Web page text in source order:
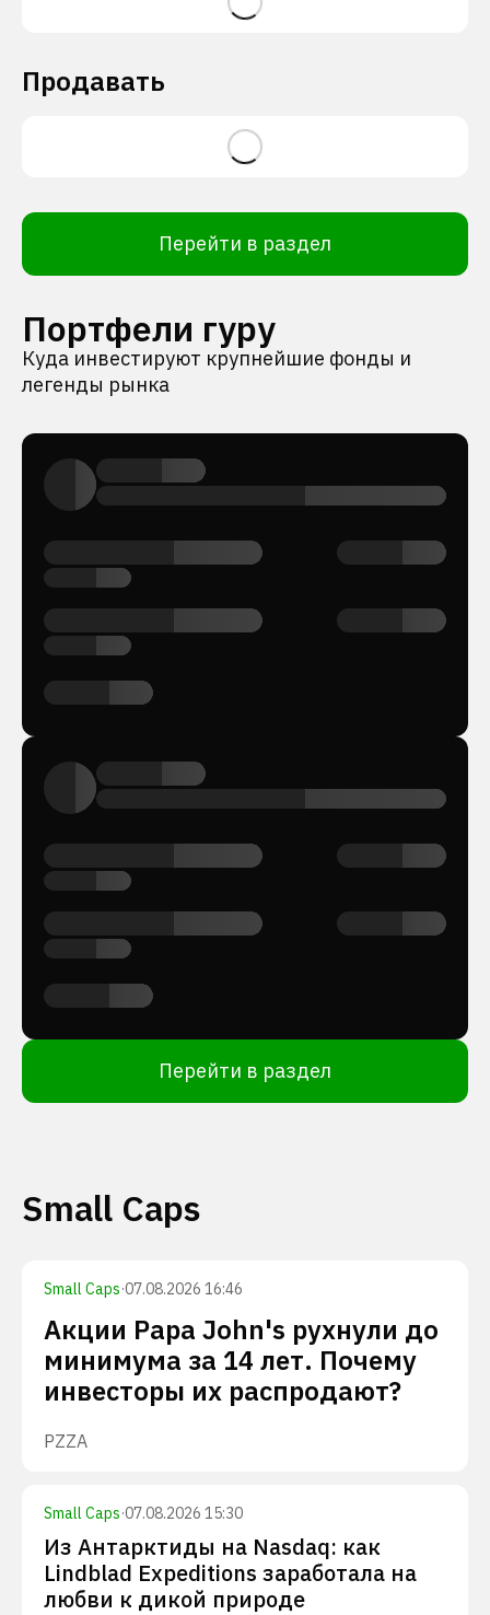
Продавать
Перейти в раздел
Портфели гуру
Куда инвестируют крупнейшие фонды и
легенды рынка
Перейти в раздел
Small Caps
Small Caps·07.08.2026 16:46
Акции Papa John's рухнули до
минимума за 14 лет. Почему
инвесторы их распродают?
PZZA
Small Caps·07.08.2026 15:30
Из Антарктиды на Nasdaq: как
Lindblad Expeditions заработала на
любви к дикой природе